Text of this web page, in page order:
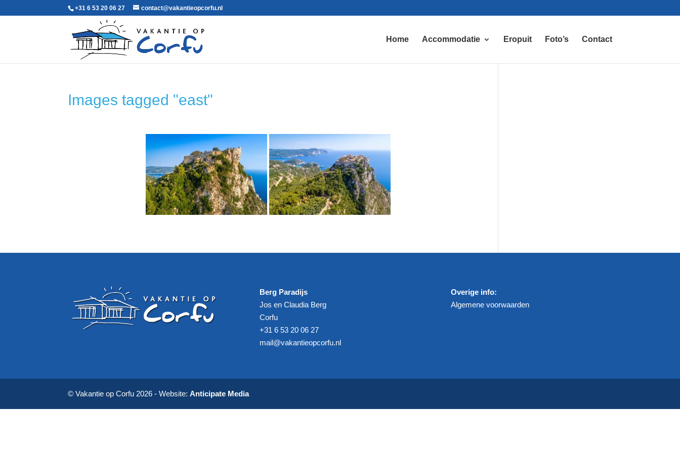
+31 6 53 20 06 27‬ contact@vakantieopcorfu.nl
Home Accommodatie Eropuit Foto’s Contact
Images tagged "east"
Berg Paradijs
Jos en Claudia Berg
Corfu
+31 6 53 20 06 27‬
mail@vakantieopcorfu.nl
Overige info:
Algemene voorwaarden
© Vakantie op Corfu 2026 - Website:Anticipate Media